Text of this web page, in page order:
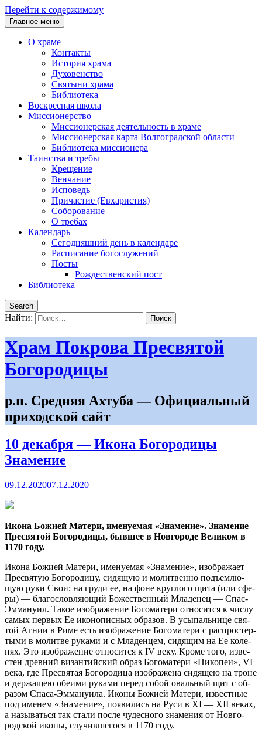
Перейти к содержимому
Главное меню
О храме
Контакты
История храма
Духовенство
Святыни храма
Библиотека
Воскресная школа
Миссионерство
Миссионерская деятельность в храме
Миссионерская карта Волгоградской области
Библиотека миссионера
Таинства и требы
Крещение
Венчание
Исповедь
Причастие (Евхаристия)
Соборование
О требах
Календарь
Сегодняшний день в календаре
Расписание богослужений
Посты
Рождественский пост
Библиотека
Search
Найти:
Храм Покрова Пресвятой
Богородицы
р.п. Средняя Ахтуба — Официальный
приходской сайт
10 декабря — Икона Богородицы
Знамение
09.12.202007.12.2020
Ико­на Бо­жи­ей Ма­те­ри, име­ну­е­мая «Зна­ме­ние». Зна­ме­ние
Пре­свя­той Бо­го­ро­ди­цы, быв­шее в Нов­го­ро­де Ве­ли­ком в
1170 го­ду.
Ико­на Бо­жи­ей Ма­те­ри, име­ну­е­мая «Зна­ме­ние», изо­бра­жа­ет
Пре­свя­тую Бо­го­ро­ди­цу, си­дя­щую и мо­лит­вен­но подъ­ем­лю­
щую ру­ки Свои; на гру­ди ее, на фоне круг­ло­го щи­та (или сфе­
ры) — бла­го­слов­ля­ю­щий Бо­же­ствен­ный Мла­де­нец — Спас-
Эм­ма­ну­ил. Та­кое изо­бра­же­ние Бо­го­ма­те­ри от­но­сит­ся к чис­лу
са­мых пер­вых Ее ико­но­пис­ных об­ра­зов. В усы­паль­ни­це свя­
той Аг­нии в Ри­ме есть изо­бра­же­ние Бо­го­ма­те­ри с рас­про­стер­
ты­ми в мо­лит­ве ру­ка­ми и с Мла­ден­цем, си­дя­щим на Ее ко­ле­
нях. Это изо­бра­же­ние от­но­сит­ся к IV ве­ку. Кро­ме то­го, из­ве­
стен древ­ний ви­зан­тий­ский об­раз Бо­го­ма­те­ри «Ни­ко­пеи», VI
ве­ка, где Пре­свя­тая Бо­го­ро­ди­ца изо­бра­же­на си­дя­щею на троне
и дер­жа­щею обе­и­ми ру­ка­ми пе­ред со­бой оваль­ный щит с об­
ра­зом Спа­са-Эм­ма­ну­и­ла. Ико­ны Бо­жи­ей Ма­те­ри, из­вест­ные
под име­нем «Зна­ме­ние», по­яви­лись на Ру­си в XI — XII ве­ках,
а на­зы­вать­ся так ста­ли по­сле чу­дес­но­го зна­ме­ния от Нов­го­
род­ской ико­ны, слу­чив­ше­го­ся в 1170 го­ду.